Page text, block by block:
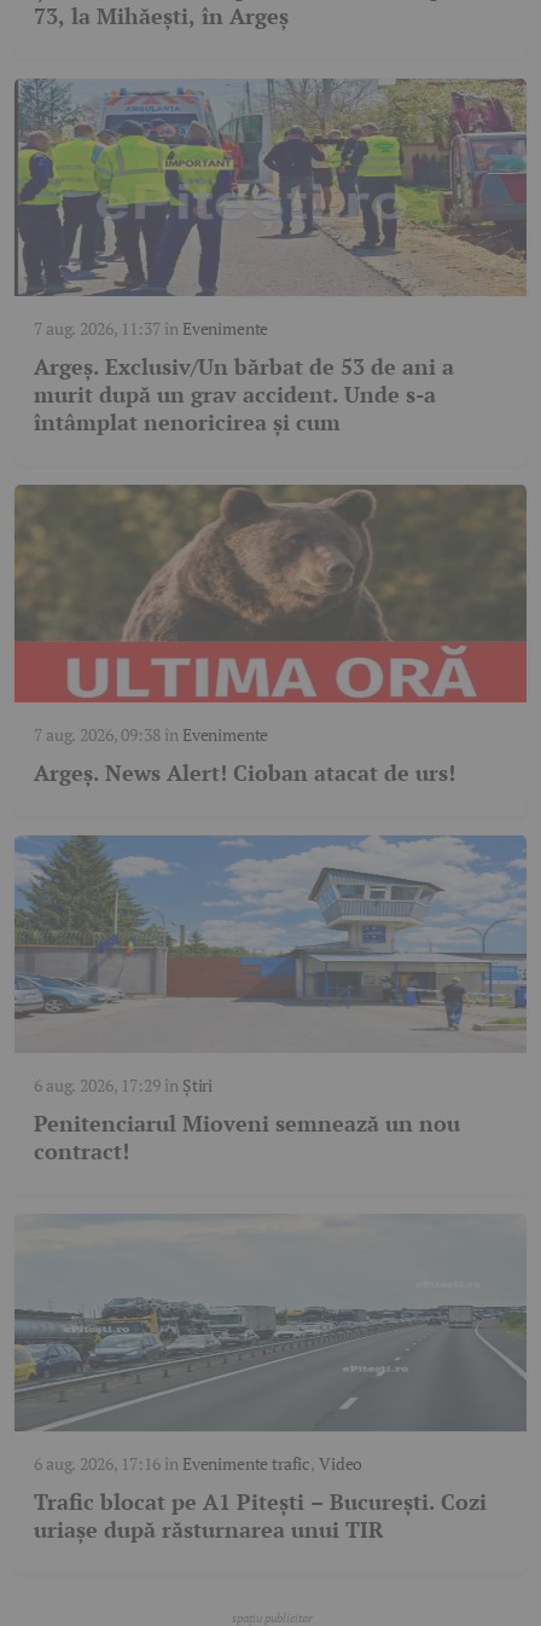
73, la Mihăești, în Argeș
7 aug. 2026, 11:37în Evenimente
Argeș. Exclusiv/Un bărbat de 53 de ani a
murit după un grav accident. Unde s-a
întâmplat nenoricirea și cum
7 aug. 2026, 09:38în Evenimente
Argeş. News Alert! Cioban atacat de urs!
6 aug. 2026, 17:29în Știri
Penitenciarul Mioveni semnează un nou
contract!
6 aug. 2026, 17:16în Evenimente trafic,Video
Trafic blocat pe A1 Pitești – București. Cozi
uriașe după răsturnarea unui TIR